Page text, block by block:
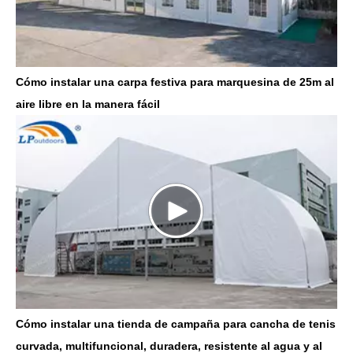
Cómo instalar una carpa festiva para marquesina de 25m al
aire libre en la manera fácil
Cómo instalar una tienda de campaña para cancha de tenis
curvada, multifuncional, duradera, resistente al agua y al